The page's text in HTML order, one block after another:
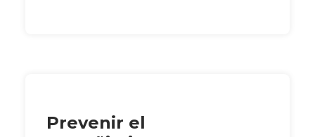
Prevenir el